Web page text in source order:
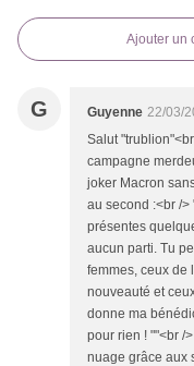
Ajouter un
G Guyenne 22/03/
Salut
campagne
joker Macron
au second :<br /
présentes
aucun parti. Tu
femmes, ceux de
nouveauté et
donne ma
pour rien ! ""<br /
nuage grâce aux